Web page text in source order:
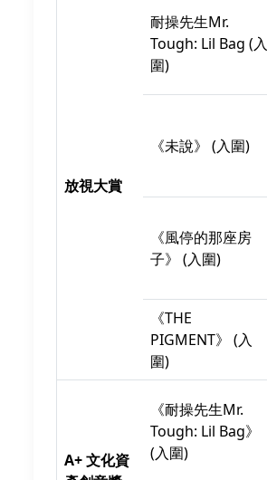
放視大賞
耐操先生Mr.
Tough: Lil Bag (入
圍)
《未說》 (入圍)
《風停的那座房
子》 (入圍)
《THE
PIGMENT》 (入
圍)
A+ 文化資
《耐操先生Mr.
Tough: Lil Bag》
(入圍)